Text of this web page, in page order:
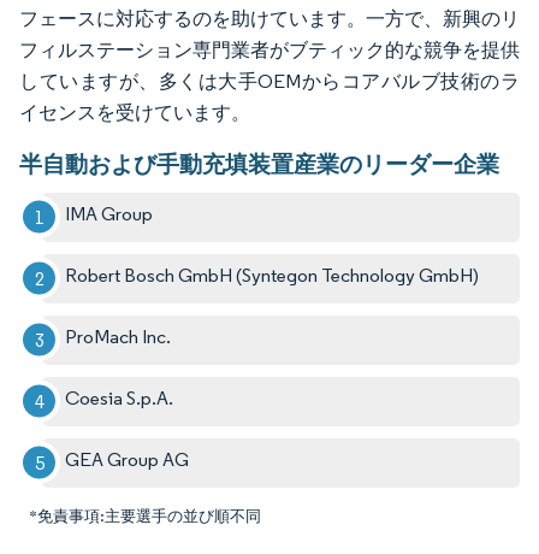
フェースに対応するのを助けています。一方で、新興のリ
フィルステーション専門業者がブティック的な競争を提供
していますが、多くは大手OEMからコアバルブ技術のラ
イセンスを受けています。
半自動および手動充填装置産業のリーダー企業
IMA Group
Robert Bosch GmbH (Syntegon Technology GmbH)
ProMach Inc.
Coesia S.p.A.
GEA Group AG
*免責事項:主要選手の並び順不同